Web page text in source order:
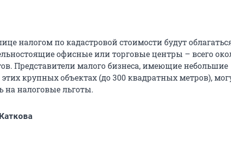
налогом по кадастровой стоимости будут
офисные или торговые центры – всего
Представители малого бизнеса, имеющие небольшие
крупных объектах (до 300 квадратных метров),
на налоговые льготы.